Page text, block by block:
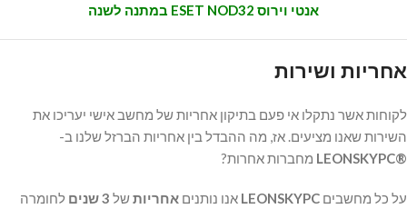
אנטי וירוס ESET NOD32
במתנה לשנה
אחריות ושירות
לקוחות אשר נתקלו אי פעם בתיקון אחריות של מחשב אישי יעריכו את
השירות שאנו מציעים. אז, מה ההבדל בין אחריות הברזל שלנו ב-
®LEONSKYPC
מחברות אחרות?
על כל מחשבים LEONSKYPC אנו נותנים אחריותשל 3 שנים
לחומרה